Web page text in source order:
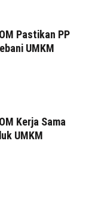
Pastikan PP
UMKM
Kerja Sama
UMKM